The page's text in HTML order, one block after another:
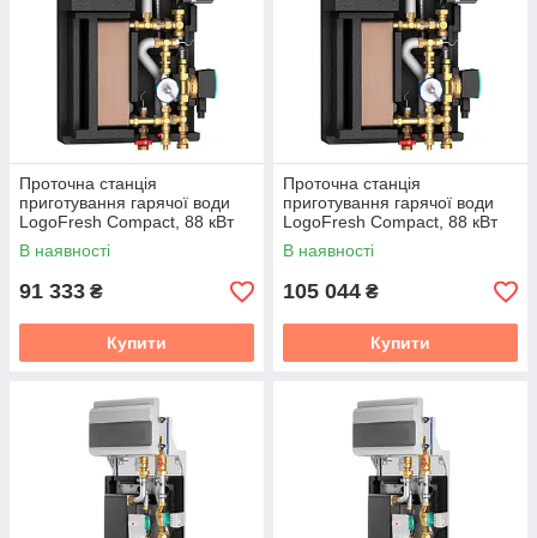
Проточна станція
приготування гарячої води
LogoFresh Compact, 88 кВт
(2-36 л/хв) без рецерк.
Meibes
В наявності
91 333 ₴
Купити
Проточна станція
приготування гарячої води
LogoFresh Compact, 88 кВт
(2-36 л/хв) з рецерк. Meibes
В наявності
105 044 ₴
Купити